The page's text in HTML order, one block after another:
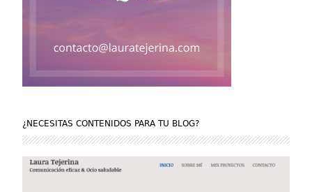
¿NECESITAS CONTENIDOS PARA TU BLOG?